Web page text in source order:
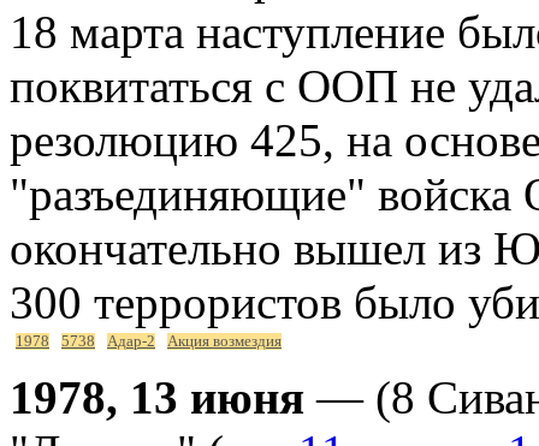
18 марта наступление
поквитаться с ООП не
резолюцию 425, на
"разъединяющие"
окончательно вышел из
300 террористов было
1978 5738 Адар-2 Акция возмездия
1978, 13 июня — (8